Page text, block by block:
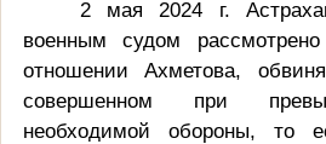
2 мая 2024 г.
военным судом
отношении Ахметова,
совершенном при
необходимой обороны, то